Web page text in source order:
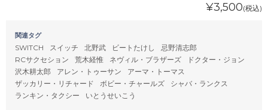
¥3,500(税込)
関連タグ
SWITCH スイッチ 北野武 ビートたけし
忌野清志郎
RCサクセション
荒木経惟 ネヴィル・ブラザーズ
ドクター・ジョン
沢木耕太郎
アレン・トゥーサン
アーマ・トーマス
ザッカリー・リチャード
ボビー・チャールズ
シャバ・ランクス
ランキン・タクシー
いとうせいこう